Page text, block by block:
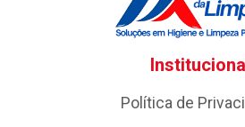
Política de